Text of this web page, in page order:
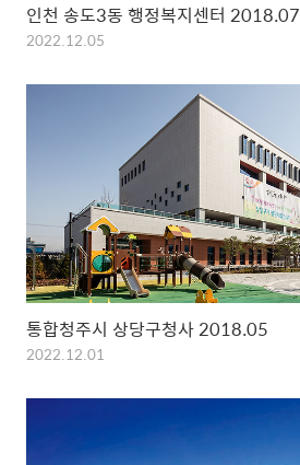
인천 송도3동 행정복지센터 2018.07
2022.12.05
통합청주시 상당구청사 2018.05
2022.12.01